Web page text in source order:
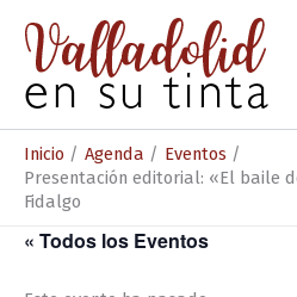
contenido
Inicio Agenda
Eventos
Presentación editorial: «El baile
Fidalgo
« Todos los Eventos